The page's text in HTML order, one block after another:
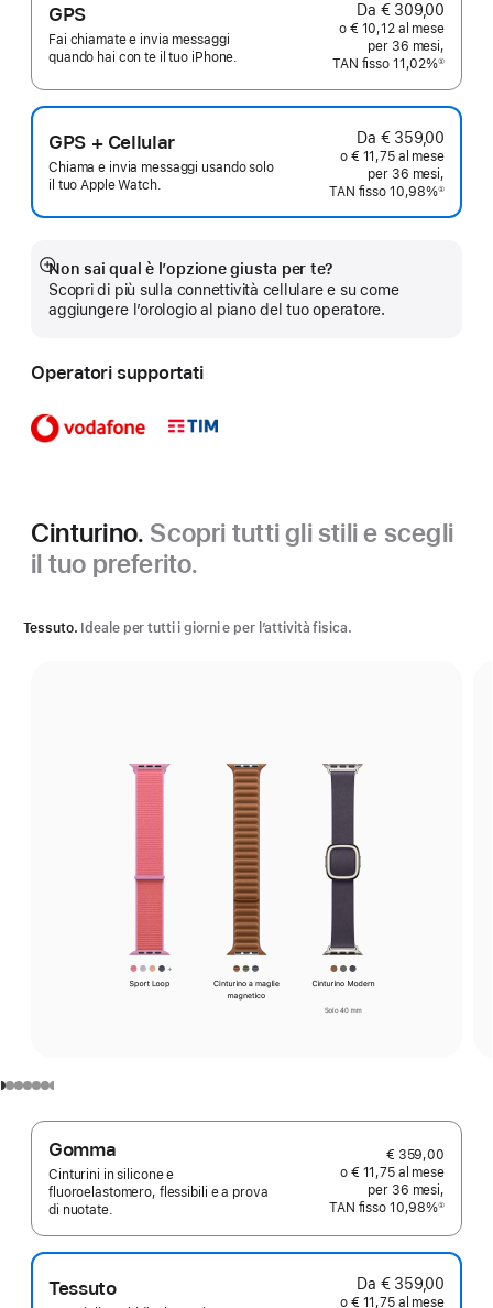
GPS
Fai chiamate e invia messaggi
quando hai con te il tuo iPhone.
Da € 309,00
o € 10,12 al mese
per 36 mesi,
TAN fisso 11,02%①
GPS + Cellular
Chiama e invia messaggi usando solo
il tuo Apple Watch.
Da € 359,00
o € 11,75 al mese
per 36 mesi,
TAN fisso 10,98%①
Non sai qual è l’opzione giusta per te?
Scopri di più sulla connettività cellulare e su come
aggiungere l’orologio al piano del tuo operatore.
Mostra
di
più
Operatori supportati
Cinturino. Scopri tutti gli stili e scegli
il tuo preferito.
Tessuto. Ideale per tutti i giorni e per l’attività fisica.
Gomma
Cinturini in silicone e
fluoroelastomero, flessibili e a prova
di nuotate.
€ 359,00
o € 11,75 al mese
per 36 mesi,
TAN fisso 10,98%①
Tessuto Da € 359,00
o € 11,75 al mese